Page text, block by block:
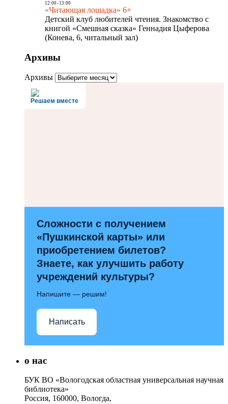
12:00- 13:00
«Читающая лошадка» 6+
Детский клуб любителей чтения. Знакомство с
книгой «Смешная сказка» Геннадия Цыферова
(Конева, 6, читальный зал)
Архивы
Архивы
Решаем вместе
Сложности с получением
«Пушкинской карты» или
приобретением билетов?
Знаете, как улучшить работу
учреждений культуры?
Напишите — решим!
Написать
о нас
БУК ВО «Вологодская областная универсальная научная
библиотека»
Россия, 160000, Вологда,